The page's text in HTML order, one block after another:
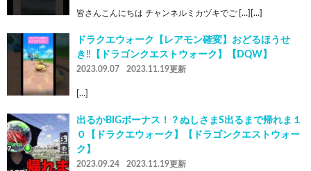
皆さんこんにちは チャンネルミカヅキでご […][…]
ドラクエウォーク【レアモン確変】おどるほうせ
き‼️【ドラゴンクエストウォーク】【DQW】
2023.09.07 2023.11.19更新
[…]
出るかBIGボーナス！？ぬしさまS出るまで帰れま１
０【ドラクエウォーク】【ドラゴンクエストウォー
ク】
2023.09.24 2023.11.19更新